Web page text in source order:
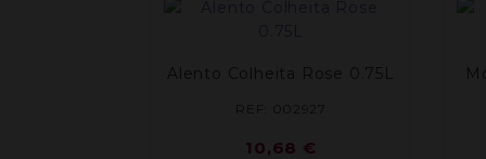
Alento Colheita Rose 0.75L
REF: 002927
10,68 €